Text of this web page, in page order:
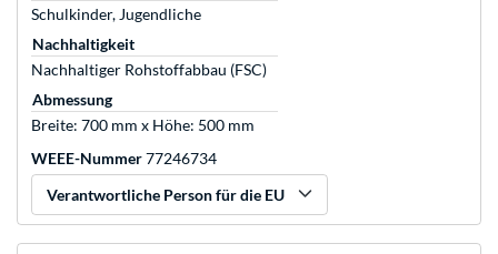
Schulkinder, Jugendliche
Nachhaltigkeit
Nachhaltiger Rohstoffabbau (FSC)
Abmessung
Breite: 700 mm x Höhe: 500 mm
WEEE-Nummer77246734
Verantwortliche Person für die EU